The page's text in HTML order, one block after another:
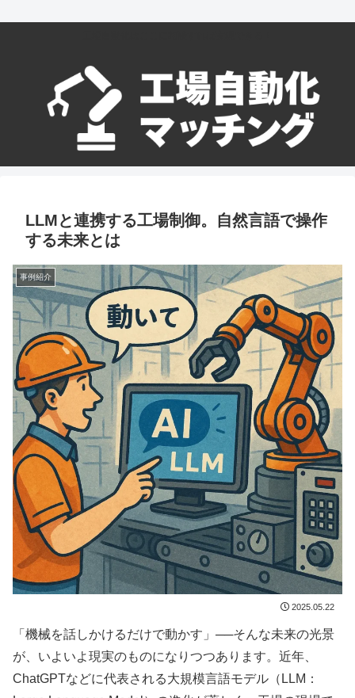
LLMと連携する工場制御。自然言語で操作
する未来とは
事例紹介
2025.05.22
「機械を話しかけるだけで動かす」──そんな未来の光景
が、いよいよ現実のものになりつつあります。近年、
ChatGPTなどに代表される大規模言語モデル（LLM：